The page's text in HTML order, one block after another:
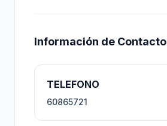
Información de Contacto
TELEFONO
60865721